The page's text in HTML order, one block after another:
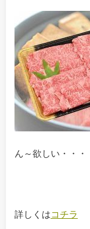
ん～欲しい・・・
詳しくはコチラ